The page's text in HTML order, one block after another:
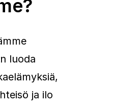
luoda
ja ilo